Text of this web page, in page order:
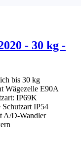
- 30 kg -
bis 30 kg
Wägezelle E90A
IP69K
IP54
A/D-Wandler